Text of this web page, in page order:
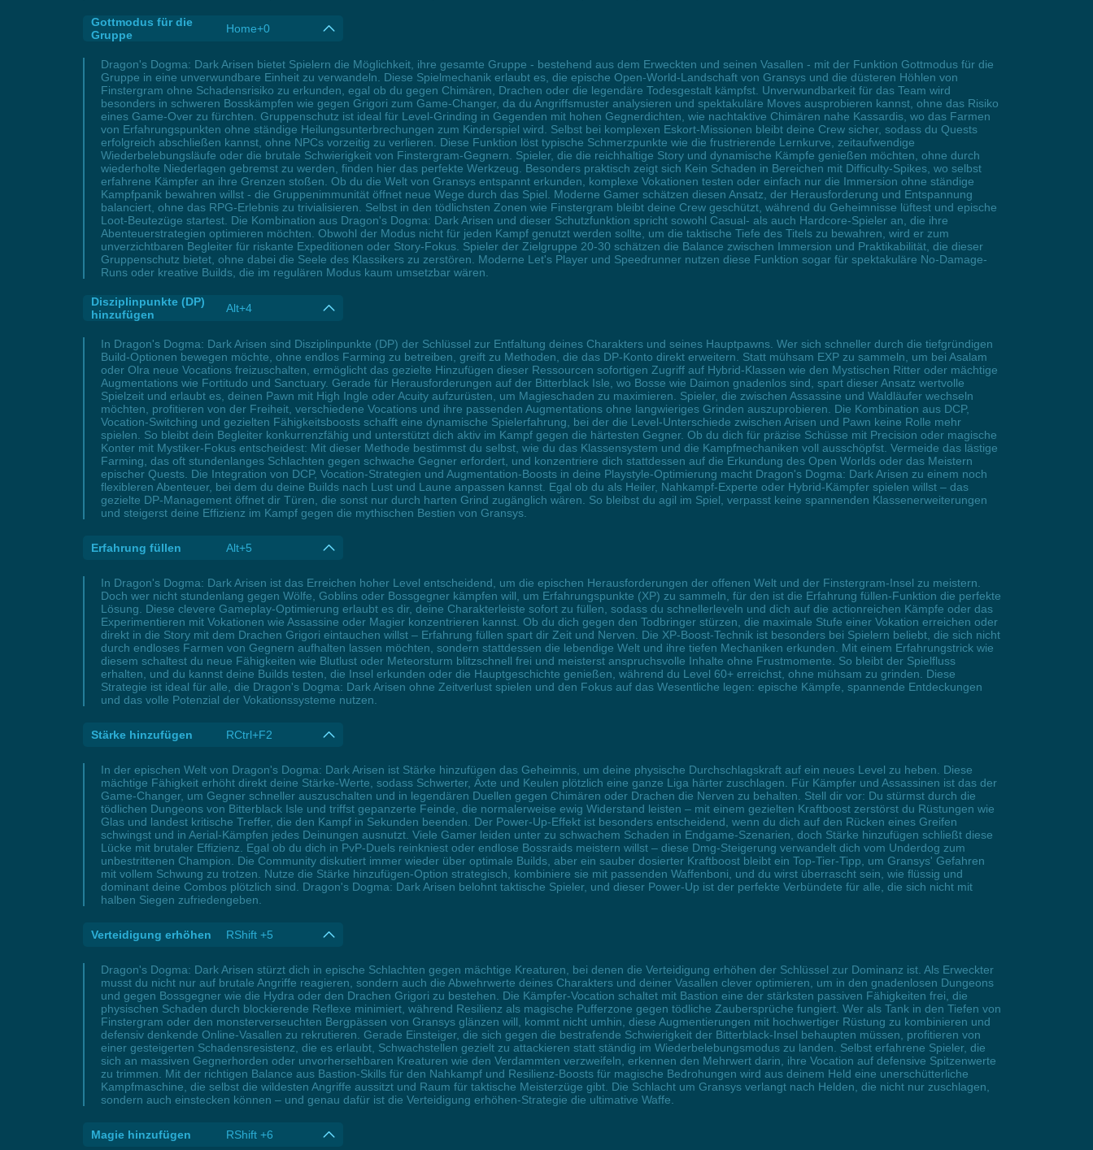
Gottmodus für die
Gruppe
Home+0
Dragon's Dogma: Dark Arisen bietet Spielern die Möglichkeit, ihre gesamte Gruppe - bestehend aus dem Erweckten und seinen Vasallen - mit der Funktion Gottmodus für die
Gruppe in eine unverwundbare Einheit zu verwandeln. Diese Spielmechanik erlaubt es, die epische Open-World-Landschaft von Gransys und die düsteren Höhlen von
Finstergram ohne Schadensrisiko zu erkunden, egal ob du gegen Chimären, Drachen oder die legendäre Todesgestalt kämpfst. Unverwundbarkeit für das Team wird
besonders in schweren Bosskämpfen wie gegen Grigori zum Game-Changer, da du Angriffsmuster analysieren und spektakuläre Moves ausprobieren kannst, ohne das Risiko
eines Game-Over zu fürchten. Gruppenschutz ist ideal für Level-Grinding in Gegenden mit hohen Gegnerdichten, wie nachtaktive Chimären nahe Kassardis, wo das Farmen
von Erfahrungspunkten ohne ständige Heilungsunterbrechungen zum Kinderspiel wird. Selbst bei komplexen Eskort-Missionen bleibt deine Crew sicher, sodass du Quests
erfolgreich abschließen kannst, ohne NPCs vorzeitig zu verlieren. Diese Funktion löst typische Schmerzpunkte wie die frustrierende Lernkurve, zeitaufwendige
Wiederbelebungsläufe oder die brutale Schwierigkeit von Finstergram-Gegnern. Spieler, die die reichhaltige Story und dynamische Kämpfe genießen möchten, ohne durch
wiederholte Niederlagen gebremst zu werden, finden hier das perfekte Werkzeug. Besonders praktisch zeigt sich Kein Schaden in Bereichen mit Difficulty-Spikes, wo selbst
erfahrene Kämpfer an ihre Grenzen stoßen. Ob du die Welt von Gransys entspannt erkunden, komplexe Vokationen testen oder einfach nur die Immersion ohne ständige
Kampfpanik bewahren willst - die Gruppenimmunität öffnet neue Wege durch das Spiel. Moderne Gamer schätzen diesen Ansatz, der Herausforderung und Entspannung
balanciert, ohne das RPG-Erlebnis zu trivialisieren. Selbst in den tödlichsten Zonen wie Finstergram bleibt deine Crew geschützt, während du Geheimnisse lüftest und epische
Loot-Beutezüge startest. Die Kombination aus Dragon's Dogma: Dark Arisen und dieser Schutzfunktion spricht sowohl Casual- als auch Hardcore-Spieler an, die ihre
Abenteuerstrategien optimieren möchten. Obwohl der Modus nicht für jeden Kampf genutzt werden sollte, um die taktische Tiefe des Titels zu bewahren, wird er zum
unverzichtbaren Begleiter für riskante Expeditionen oder Story-Fokus. Spieler der Zielgruppe 20-30 schätzen die Balance zwischen Immersion und Praktikabilität, die dieser
Gruppenschutz bietet, ohne dabei die Seele des Klassikers zu zerstören. Moderne Let's Player und Speedrunner nutzen diese Funktion sogar für spektakuläre No-Damage-
Runs oder kreative Builds, die im regulären Modus kaum umsetzbar wären.
Disziplinpunkte (DP)
hinzufügen
Alt+4
In Dragon's Dogma: Dark Arisen sind Disziplinpunkte (DP) der Schlüssel zur Entfaltung deines Charakters und seines Hauptpawns. Wer sich schneller durch die tiefgründigen
Build-Optionen bewegen möchte, ohne endlos Farming zu betreiben, greift zu Methoden, die das DP-Konto direkt erweitern. Statt mühsam EXP zu sammeln, um bei Asalam
oder Olra neue Vocations freizuschalten, ermöglicht das gezielte Hinzufügen dieser Ressourcen sofortigen Zugriff auf Hybrid-Klassen wie den Mystischen Ritter oder mächtige
Augmentations wie Fortitudo und Sanctuary. Gerade für Herausforderungen auf der Bitterblack Isle, wo Bosse wie Daimon gnadenlos sind, spart dieser Ansatz wertvolle
Spielzeit und erlaubt es, deinen Pawn mit High Ingle oder Acuity aufzurüsten, um Magieschaden zu maximieren. Spieler, die zwischen Assassine und Waldläufer wechseln
möchten, profitieren von der Freiheit, verschiedene Vocations und ihre passenden Augmentations ohne langwieriges Grinden auszuprobieren. Die Kombination aus DCP,
Vocation-Switching und gezielten Fähigkeitsboosts schafft eine dynamische Spielerfahrung, bei der die Level-Unterschiede zwischen Arisen und Pawn keine Rolle mehr
spielen. So bleibt dein Begleiter konkurrenzfähig und unterstützt dich aktiv im Kampf gegen die härtesten Gegner. Ob du dich für präzise Schüsse mit Precision oder magische
Konter mit Mystiker-Fokus entscheidest: Mit dieser Methode bestimmst du selbst, wie du das Klassensystem und die Kampfmechaniken voll ausschöpfst. Vermeide das lästige
Farming, das oft stundenlanges Schlachten gegen schwache Gegner erfordert, und konzentriere dich stattdessen auf die Erkundung des Open Worlds oder das Meistern
epischer Quests. Die Integration von DCP, Vocation-Strategien und Augmentation-Boosts in deine Playstyle-Optimierung macht Dragon's Dogma: Dark Arisen zu einem noch
flexibleren Abenteuer, bei dem du deine Builds nach Lust und Laune anpassen kannst. Egal ob du als Heiler, Nahkampf-Experte oder Hybrid-Kämpfer spielen willst – das
gezielte DP-Management öffnet dir Türen, die sonst nur durch harten Grind zugänglich wären. So bleibst du agil im Spiel, verpasst keine spannenden Klassenerweiterungen
und steigerst deine Effizienz im Kampf gegen die mythischen Bestien von Gransys.
Erfahrung füllen Alt+5
In Dragon's Dogma: Dark Arisen ist das Erreichen hoher Level entscheidend, um die epischen Herausforderungen der offenen Welt und der Finstergram-Insel zu meistern.
Doch wer nicht stundenlang gegen Wölfe, Goblins oder Bossgegner kämpfen will, um Erfahrungspunkte (XP) zu sammeln, für den ist die Erfahrung füllen-Funktion die perfekte
Lösung. Diese clevere Gameplay-Optimierung erlaubt es dir, deine Charakterleiste sofort zu füllen, sodass du schnellerleveln und dich auf die actionreichen Kämpfe oder das
Experimentieren mit Vokationen wie Assassine oder Magier konzentrieren kannst. Ob du dich gegen den Todbringer stürzen, die maximale Stufe einer Vokation erreichen oder
direkt in die Story mit dem Drachen Grigori eintauchen willst – Erfahrung füllen spart dir Zeit und Nerven. Die XP-Boost-Technik ist besonders bei Spielern beliebt, die sich nicht
durch endloses Farmen von Gegnern aufhalten lassen möchten, sondern stattdessen die lebendige Welt und ihre tiefen Mechaniken erkunden. Mit einem Erfahrungstrick wie
diesem schaltest du neue Fähigkeiten wie Blutlust oder Meteorsturm blitzschnell frei und meisterst anspruchsvolle Inhalte ohne Frustmomente. So bleibt der Spielfluss
erhalten, und du kannst deine Builds testen, die Insel erkunden oder die Hauptgeschichte genießen, während du Level 60+ erreichst, ohne mühsam zu grinden. Diese
Strategie ist ideal für alle, die Dragon's Dogma: Dark Arisen ohne Zeitverlust spielen und den Fokus auf das Wesentliche legen: epische Kämpfe, spannende Entdeckungen
und das volle Potenzial der Vokationssysteme nutzen.
Stärke hinzufügen RCtrl+F2
In der epischen Welt von Dragon's Dogma: Dark Arisen ist Stärke hinzufügen das Geheimnis, um deine physische Durchschlagskraft auf ein neues Level zu heben. Diese
mächtige Fähigkeit erhöht direkt deine Stärke-Werte, sodass Schwerter, Äxte und Keulen plötzlich eine ganze Liga härter zuschlagen. Für Kämpfer und Assassinen ist das der
Game-Changer, um Gegner schneller auszuschalten und in legendären Duellen gegen Chimären oder Drachen die Nerven zu behalten. Stell dir vor: Du stürmst durch die
tödlichen Dungeons von Bitterblack Isle und triffst gepanzerte Feinde, die normalerweise ewig Widerstand leisten – mit einem gezielten Kraftboost zerstörst du Rüstungen wie
Glas und landest kritische Treffer, die den Kampf in Sekunden beenden. Der Power-Up-Effekt ist besonders entscheidend, wenn du dich auf den Rücken eines Greifen
schwingst und in Aerial-Kämpfen jedes Deinungen ausnutzt. Viele Gamer leiden unter zu schwachem Schaden in Endgame-Szenarien, doch Stärke hinzufügen schließt diese
Lücke mit brutaler Effizienz. Egal ob du dich in PvP-Duels reinkniest oder endlose Bossraids meistern willst – diese Dmg-Steigerung verwandelt dich vom Underdog zum
unbestrittenen Champion. Die Community diskutiert immer wieder über optimale Builds, aber ein sauber dosierter Kraftboost bleibt ein Top-Tier-Tipp, um Gransys' Gefahren
mit vollem Schwung zu trotzen. Nutze die Stärke hinzufügen-Option strategisch, kombiniere sie mit passenden Waffenboni, und du wirst überrascht sein, wie flüssig und
dominant deine Combos plötzlich sind. Dragon's Dogma: Dark Arisen belohnt taktische Spieler, und dieser Power-Up ist der perfekte Verbündete für alle, die sich nicht mit
halben Siegen zufriedengeben.
Verteidigung erhöhen RShift +5
Dragon's Dogma: Dark Arisen stürzt dich in epische Schlachten gegen mächtige Kreaturen, bei denen die Verteidigung erhöhen der Schlüssel zur Dominanz ist. Als Erweckter
musst du nicht nur auf brutale Angriffe reagieren, sondern auch die Abwehrwerte deines Charakters und deiner Vasallen clever optimieren, um in den gnadenlosen Dungeons
und gegen Bossgegner wie die Hydra oder den Drachen Grigori zu bestehen. Die Kämpfer-Vocation schaltet mit Bastion eine der stärksten passiven Fähigkeiten frei, die
physischen Schaden durch blockierende Reflexe minimiert, während Resilienz als magische Pufferzone gegen tödliche Zaubersprüche fungiert. Wer als Tank in den Tiefen von
Finstergram oder den monsterverseuchten Bergpässen von Gransys glänzen will, kommt nicht umhin, diese Augmentierungen mit hochwertiger Rüstung zu kombinieren und
defensiv denkende Online-Vasallen zu rekrutieren. Gerade Einsteiger, die sich gegen die bestrafende Schwierigkeit der Bitterblack-Insel behaupten müssen, profitieren von
einer gesteigerten Schadensresistenz, die es erlaubt, Schwachstellen gezielt zu attackieren statt ständig im Wiederbelebungsmodus zu landen. Selbst erfahrene Spieler, die
sich an massiven Gegnerhorden oder unvorhersehbaren Kreaturen wie den Verdammten verzweifeln, erkennen den Mehrwert darin, ihre Vocation auf defensive Spitzenwerte
zu trimmen. Mit der richtigen Balance aus Bastion-Skills für den Nahkampf und Resilienz-Boosts für magische Bedrohungen wird aus deinem Held eine unerschütterliche
Kampfmaschine, die selbst die wildesten Angriffe aussitzt und Raum für taktische Meisterzüge gibt. Die Schlacht um Gransys verlangt nach Helden, die nicht nur zuschlagen,
sondern auch einstecken können – und genau dafür ist die Verteidigung erhöhen-Strategie die ultimative Waffe.
Magie hinzufügen RShift +6